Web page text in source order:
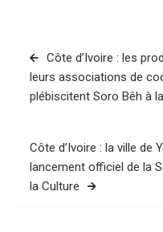
Navigation
de
l’article
Côte d’Ivoire : les
leurs associations de
plébiscitent Soro Bêh à
Côte d’Ivoire : la ville de
lancement officiel de la
la Culture